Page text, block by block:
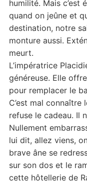
humilité. Mais c’est
quand on jeûne et
destination, notre
monture aussi.
meurt.
L’impératrice
généreuse. Elle
pour remplacer le
C’est mal connaître
refuse le cadeau. Il
Nullement
lui dit, allez viens,
brave âne se
sur son dos et le
cette hôtellerie de